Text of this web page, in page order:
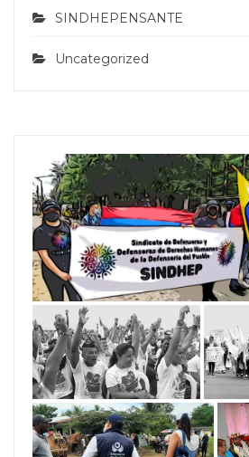
SINDHEPENSANTE
Uncategorized